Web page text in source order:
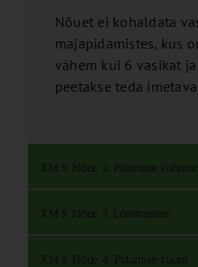
Nõuet ei kohaldata
majapidamistes, kus
vähem kui 6 vasikat
peetakse teda
KM 9 Nõue 2: Pidamine
KM 9 Nõue 3: Lõastamine
KM 9 Nõue 4: Pidamise ruum